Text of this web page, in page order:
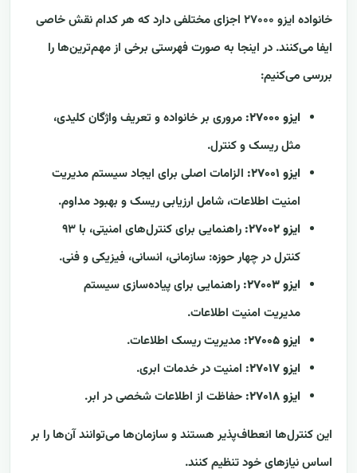
خانواده ایزو ۲۷۰۰۰ اجزای مختلفی دارد که هر کدام نقش خاصی
ایفا می‌کنند. در اینجا به صورت فهرستی برخی از مهم‌ترین‌ها را
بررسی می‌کنیم:
ایزو ۲۷۰۰۰:
مروری بر خانواده و تعریف واژگان کلیدی،
مثل ریسک و کنترل.
ایزو ۲۷۰۰۱:
الزامات اصلی برای ایجاد سیستم مدیریت
امنیت اطلاعات، شامل ارزیابی ریسک و بهبود مداوم.
ایزو ۲۷۰۰۲:
راهنمایی برای کنترل‌های امنیتی، با ۹۳
کنترل در چهار حوزه: سازمانی، انسانی، فیزیکی و فنی.
ایزو ۲۷۰۰۳:
راهنمایی برای پیاده‌سازی سیستم
مدیریت امنیت اطلاعات.
ایزو ۲۷۰۰۵:
مدیریت ریسک اطلاعات.
ایزو ۲۷۰۱۷:
امنیت در خدمات ابری.
ایزو ۲۷۰۱۸:
حفاظت از اطلاعات شخصی در ابر.
این کنترل‌ها انعطاف‌پذیر هستند و سازمان‌ها می‌توانند آن‌ها را بر
اساس نیازهای خود تنظیم کنند.